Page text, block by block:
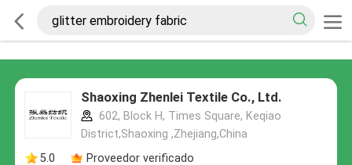
Shaoxing Zhenlei Textile Co., Ltd.
602, Block H, Times Square, Keqiao
District,Shaoxing ,Zhejiang,China
5.0
Proveedor verificado